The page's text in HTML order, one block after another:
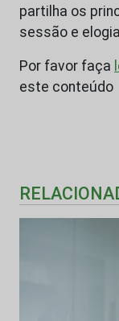
partilha os
sessão e
Por favor faça
este conteúdo